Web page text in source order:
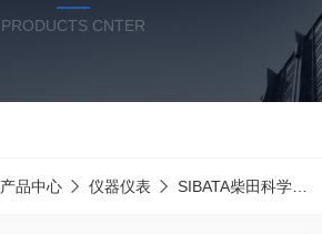
PRODUCTS CNTER
产品中心 仪器仪表 SIBATA柴田科学